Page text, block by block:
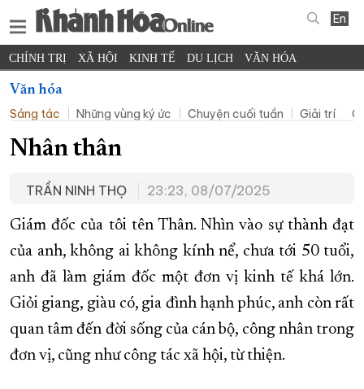
En
CHÍNH TRỊ XÃ HỘI KINH TẾ DU LỊCH VĂN HÓA
THỂ THAO
KHOA HỌC - CÔNG NGHỆ PHÁP LUẬT BẠN ĐỌC PHÓNG SỰ
THẾ GIỚI MULTIMEDIA
QUY HOẠCH TỈNH KHÁNH HÒA
TRƯỜNG SA BIỂN ĐẢO QUÊ HƯƠNG
CHUNG TAY CẢI CÁCH HÀNH CHÍNH
XÂY DỰNG NÔNG THÔN MỚI LỊCH CẮT ĐIỆN
TÀU - XE - MÁY BAY
KỶ NIỆM 370 NĂM XÂY DỰNG VÀ PHÁT TRIỂN TỈNH KHÁNH HÒA
KHOẢNH KHẮC ĐẸP XỨ TRẦM
Văn hóa
Sáng tác
Những vùng ký ức Chuyện cuối tuần Giải trí
Nhân thân
TRẦN NINH THỌ 23:23, 08/07/2025
Giám đốc của tôi tên Thân. Nhìn vào sự thành đạt
của anh, không ai không kính nể, chưa tới 50 tuổi,
anh đã làm giám đốc một đơn vị kinh tế khá lớn.
Giỏi giang, giàu có, gia đình hạnh phúc, anh còn rất
quan tâm đến đời sống của cán bộ, công nhân trong
đơn vị, cũng như công tác xã hội, từ thiện.